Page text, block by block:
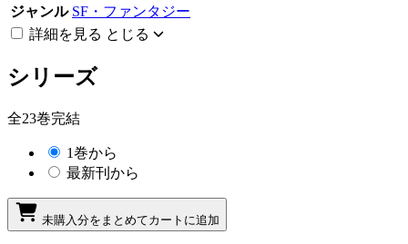
ジャンル SF・ファンタジー
詳細を見る とじる
シリーズ
全23巻完結
1巻から
最新刊から
未購入分をまとめてカートに追加